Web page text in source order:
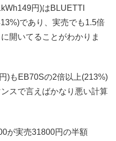
円)はBLUETTI
であり、実売でも1.5倍
開いてることがわかりま
)もEB70Sの2倍以上(213%)
スで言えばかなり悪い計算
が実売31800円の半額